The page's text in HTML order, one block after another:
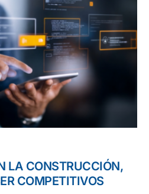
LA CONSTRUCCIÓN,
COMPETITIVOS